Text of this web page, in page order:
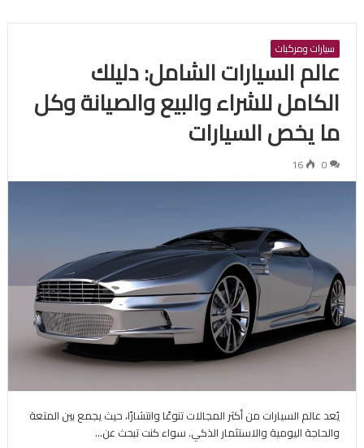
سيارات ومركبات
عالم السيارات الشامل: دليلك
الكامل للشراء والبيع والصيانة وكل
ما يخص السيارات
0
16
يُعد عالم السيارات من أكثر المجالات تنوعًا وانتشارًا، حيث يجمع بين المتعة
والحاجة اليومية والاستثمار الذكي. سواء كنت تبحث عن…